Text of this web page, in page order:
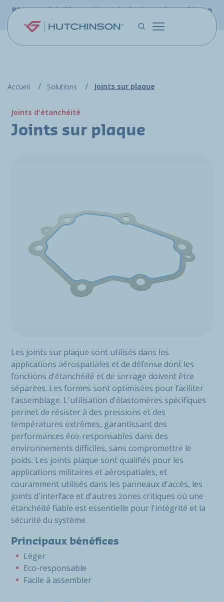
Aller au contenu principal
PFW.aero fait désormais partie du site web Hutchinson
Accueil Solutions Joints sur plaque
Joints d'étanchéité
Joints sur plaque
Les joints sur plaque sont utilisés dans les
applications aérospatiales et de défense dont les
fonctions d'étanchéité et de serrage doivent être
séparées. Les formes sont optimisées pour faciliter
l'assemblage. L'utilisation d'élastomères spécifiques
permet de résister à des pressions et des
températures extrêmes, garantissant des
performances éco-responsables dans des
environnements difficiles, sans compromettre le
poids. Les joints plaque sont qualifiés pour les
applications militaires et aérospatiales, et
couramment utilisés dans les panneaux d'accès, les
joints d'interface et d'autres zones critiques où une
étanchéité fiable est essentielle pour l'intégrité et la
sécurité du système.
Principaux bénéfices
Léger
Eco-responsable
Facile à assembler